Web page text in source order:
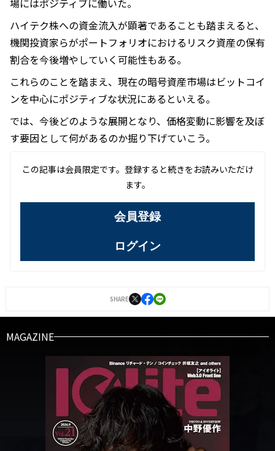
場にはポジティブに働いた。
ハイテク株への資金流入が顕著であることも踏まえると、
機関投資家らがポートフォリオにおけるリスク資産の保有
割合を今後増やしていく可能性もある。
これらのことを踏まえ、現在の暗号資産市場はビットコイ
ンを中心にポジティブな状況にあるといえる。
では、今後どのような展開となり、価格変動に影響を及ぼ
す要因として何があるのか掘り下げていこう。
この記事は会員限定です。登録すると続きをお読みいただけ
ます。
会員登録
ログイン
SHARE
MAGAZINE